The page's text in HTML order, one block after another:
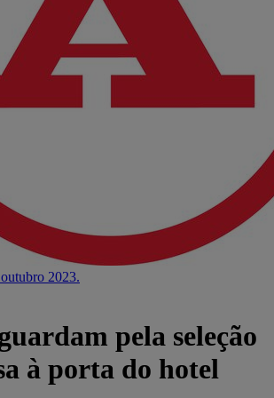
2023.
pela seleção
à porta do hotel